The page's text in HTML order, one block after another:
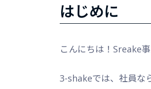
はじめに
こんにちは！Sreake
3-shakeでは、社員な